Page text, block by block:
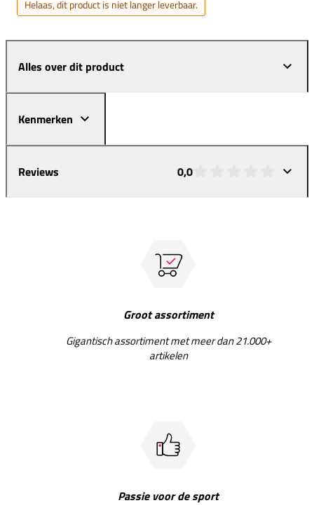
Helaas, dit product is niet langer leverbaar.
Alles over dit product
Kenmerken
Reviews 0,0
Groot assortiment
Gigantisch assortiment met meer dan 21.000+
artikelen
Passie voor de sport